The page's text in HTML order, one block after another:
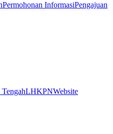
Permohonan InformasiPengajuan
LHKPNWebsite